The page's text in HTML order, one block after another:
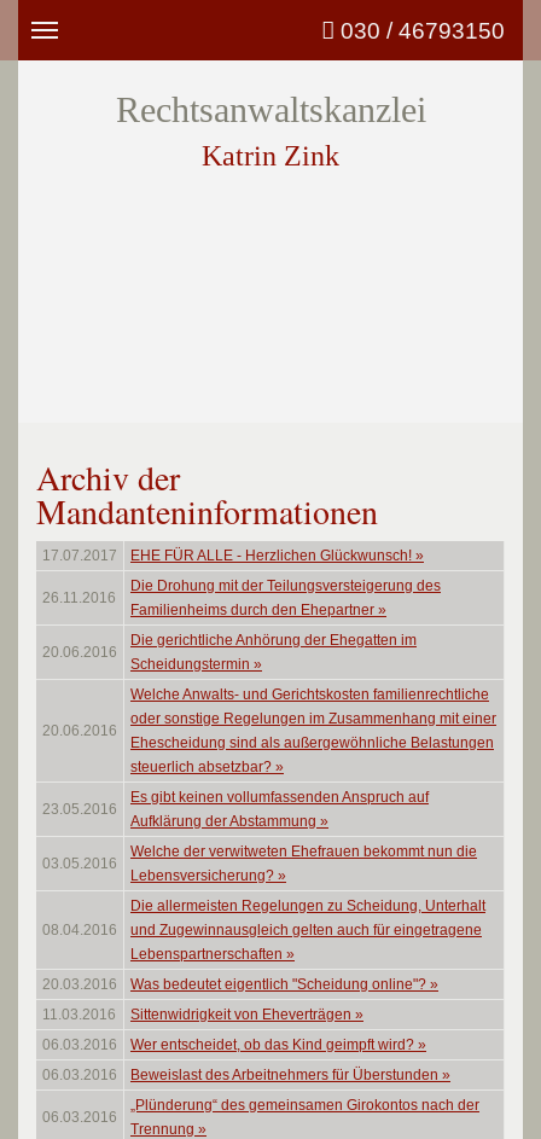
Toggle
030 / 46793150
Rechtsanwaltskanzlei
Katrin Zink
Archiv der
Mandanteninformationen
17.07.2017 EHE FÜR ALLE - Herzlichen Glückwunsch! »
26.11.2016
Die Drohung mit der Teilungsversteigerung des
Familienheims durch den Ehepartner »
20.06.2016
Die gerichtliche Anhörung der Ehegatten im
Scheidungstermin »
20.06.2016
Welche Anwalts- und Gerichtskosten familienrechtliche
oder sonstige Regelungen im Zusammenhang mit einer
Ehescheidung sind als außergewöhnliche Belastungen
steuerlich absetzbar? »
23.05.2016
Es gibt keinen vollumfassenden Anspruch auf
Aufklärung der Abstammung »
03.05.2016
Welche der verwitweten Ehefrauen bekommt nun die
Lebensversicherung? »
08.04.2016
Die allermeisten Regelungen zu Scheidung, Unterhalt
und Zugewinnausgleich gelten auch für eingetragene
Lebenspartnerschaften »
20.03.2016
Was bedeutet eigentlich "Scheidung online"? »
11.03.2016
Sittenwidrigkeit von Eheverträgen »
06.03.2016
Wer entscheidet, ob das Kind geimpft wird? »
06.03.2016
Beweislast des Arbeitnehmers für Überstunden »
06.03.2016
„Plünderung“ des gemeinsamen Girokontos nach der
Trennung »